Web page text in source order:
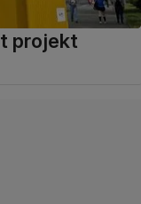
projekt